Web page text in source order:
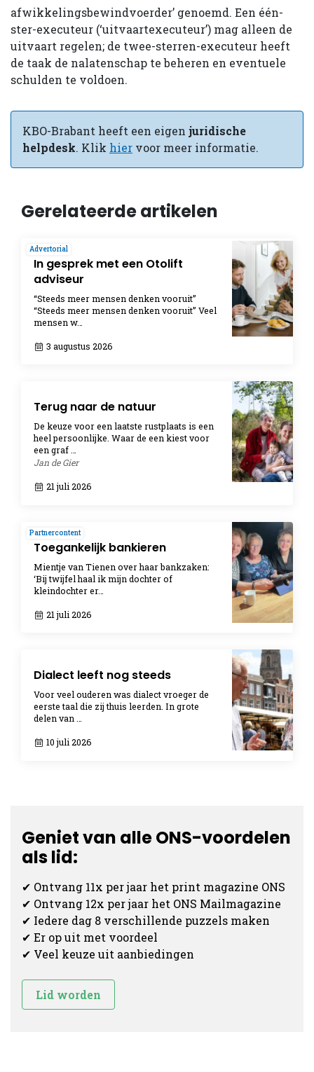
afwikkelingsbewindvoerder’ genoemd. Een één-
ster-executeur (‘uitvaartexecuteur’) mag alleen de
uitvaart regelen; de twee-sterren-executeur heeft
de taak de nalatenschap te beheren en eventuele
schulden te voldoen.
KBO-Brabant heeft een eigen juridische
helpdesk. Klik hier voor meer informatie.
Gerelateerde artikelen
In gesprek met een Otolift
adviseur
“Steeds meer mensen denken vooruit”
“Steeds meer mensen denken vooruit” Veel
mensen w…
3 augustus 2026
Advertorial
Terug naar de natuur
De keuze voor een laatste rustplaats is een
heel persoonlijke. Waar de een kiest voor
een graf …
Jan de Gier
21 juli 2026
Toegankelijk bankieren
Mientje van Tienen over haar bankzaken:
‘Bij twijfel haal ik mijn dochter of
kleindochter er…
21 juli 2026
Partnercontent
Dialect leeft nog steeds
Voor veel ouderen was dialect vroeger de
eerste taal die zij thuis leerden. In grote
delen van …
10 juli 2026
Geniet van alle ONS-voordelen
als lid:
✔ Ontvang 11x per jaar het print magazine ONS
✔ Ontvang 12x per jaar het ONS Mailmagazine
✔ Iedere dag 8 verschillende puzzels maken
✔ Er op uit met voordeel
✔ Veel keuze uit aanbiedingen
Lid worden